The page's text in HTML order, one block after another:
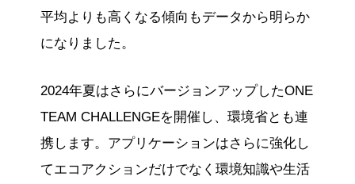
平均よりも高くなる傾向もデータから明らか
になりました。
2024年夏はさらにバージョンアップしたONE
TEAM CHALLENGEを開催し、環境省とも連
携します。アプリケーションはさらに強化し
てエコアクションだけでなく環境知識や生活